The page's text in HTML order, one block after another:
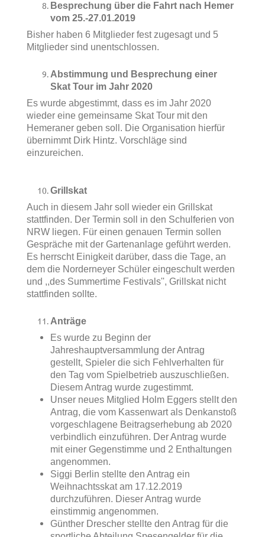
Besprechung über die Fahrt nach Hemer
vom 25.-27.01.2019
Bisher haben 6 Mitglieder fest zugesagt und 5
Mitglieder sind unentschlossen.
Abstimmung und Besprechung einer
Skat Tour im Jahr 2020
Es wurde abgestimmt, dass es im Jahr 2020
wieder eine gemeinsame Skat Tour mit den
Hemeraner geben soll. Die Organisation hierfür
übernimmt Dirk Hintz. Vorschläge sind
einzureichen.
Grillskat
Auch in diesem Jahr soll wieder ein Grillskat
stattfinden. Der Termin soll in den Schulferien von
NRW liegen. Für einen genauen Termin sollen
Gespräche mit der Gartenanlage geführt werden.
Es herrscht Einigkeit darüber, dass die Tage, an
dem die Norderneyer Schüler eingeschult werden
und ,,des Summertime Festivals'', Grillskat nicht
stattfinden sollte.
Anträge
Es wurde zu Beginn der
Jahreshauptversammlung der Antrag
gestellt, Spieler die sich Fehlverhalten für
den Tag vom Spielbetrieb auszuschließen.
Diesem Antrag wurde zugestimmt.
Unser neues Mitglied Holm Eggers stellt den
Antrag, die vom Kassenwart als Denkanstoß
vorgeschlagene Beitragserhebung ab 2020
verbindlich einzuführen. Der Antrag wurde
mit einer Gegenstimme und 2 Enthaltungen
angenommen.
Siggi Berlin stellte den Antrag ein
Weihnachtsskat am 17.12.2019
durchzuführen. Dieser Antrag wurde
einstimmig angenommen.
Günther Drescher stellte den Antrag für die